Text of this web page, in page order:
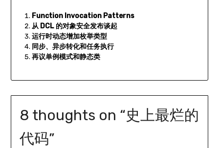
Function Invocation Patterns
从 DCL 的对象安全发布谈起
运行时动态增加枚举类型
同步、异步转化和任务执行
再议单例模式和静态类
8 thoughts on “史上最烂的
代码”